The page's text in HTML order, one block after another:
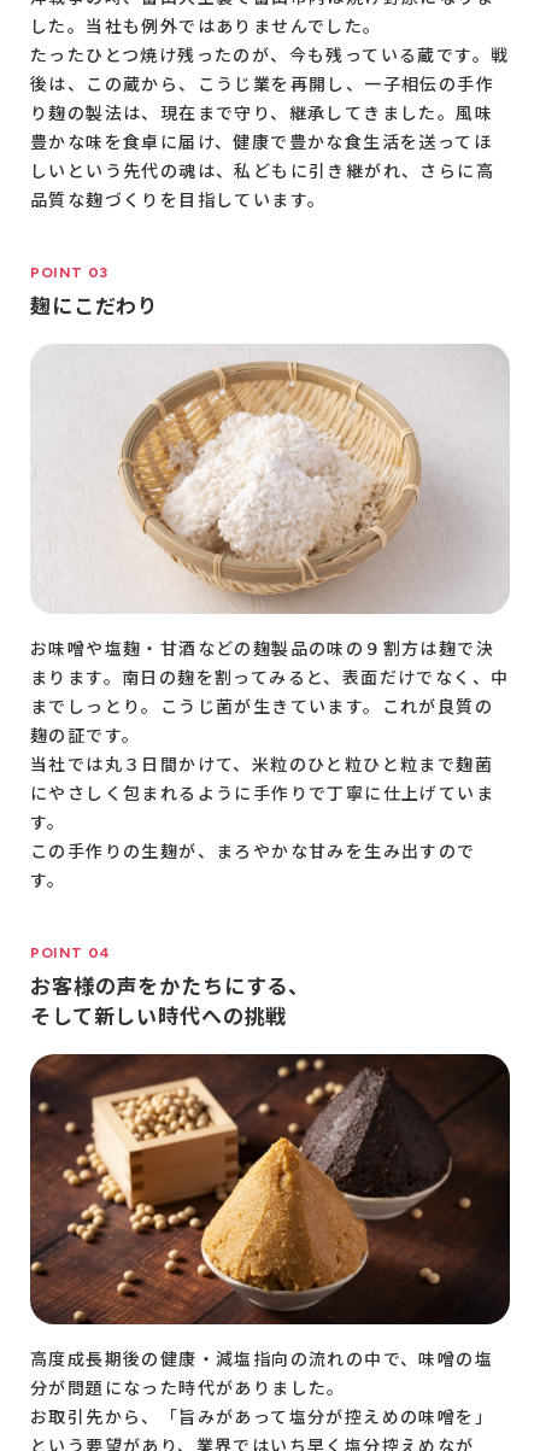
した。当社も例外ではありませんでした。
たったひとつ焼け残ったのが、今も残っている蔵です。戦
後は、この蔵から、こうじ業を再開し、一子相伝の手作
り麹の製法は、現在まで守り、継承してきました。風味
豊かな味を食卓に届け、健康で豊かな食生活を送ってほ
しいという先代の魂は、私どもに引き継がれ、さらに高
品質な麹づくりを目指しています。
POINT 03
麹にこだわり
お味噌や塩麹・甘酒などの麹製品の味の９割方は麹で決
まります。南日の麹を割ってみると、表面だけでなく、中
までしっとり。こうじ菌が生きています。これが良質の
麹の証です。
当社では丸３日間かけて、米粒のひと粒ひと粒まで麹菌
にやさしく包まれるように手作りで丁寧に仕上げていま
す。
この手作りの生麹が、まろやかな甘みを生み出すので
す。
POINT 04
お客様の声をかたちにする、
そして新しい時代への挑戦
高度成長期後の健康・減塩指向の流れの中で、味噌の塩
分が問題になった時代がありました。
お取引先から、「旨みがあって塩分が控えめの味噌を」
という要望があり、業界ではいち早く塩分控えめなが